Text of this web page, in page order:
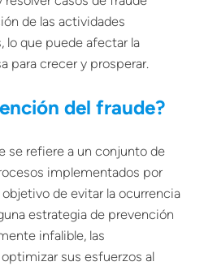
de las actividades
lo que puede afectar la
para crecer y prosperar.
del fraude?
se refiere a un conjunto de
implementados por
de evitar la ocurrencia
estrategia de prevención
infalible, las
sus esfuerzos al